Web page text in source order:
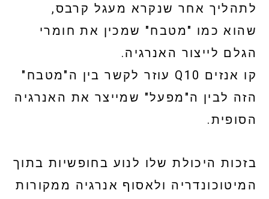
לתהליך אחר שנקרא מעגל קרבס,
שהוא כמו "מטבח" שמכין את חומרי
הגלם לייצור האנרגיה.
קו אנזים Q10 עוזר לקשר בין ה"מטבח"
הזה לבין ה"מפעל" שמייצר את האנרגיה
הסופית.
בזכות היכולת שלו לנוע בחופשיות בתוך
המיטוכונדריה ולאסוף אנרגיה ממקורות